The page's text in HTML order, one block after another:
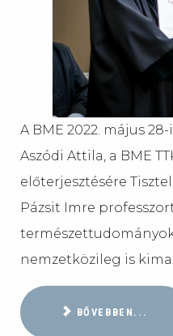
A BME 2022. május
Aszódi Attila, a BME
előterjesztésére
Pázsit Imre
nemzetközileg is
BŐVEBBEN...